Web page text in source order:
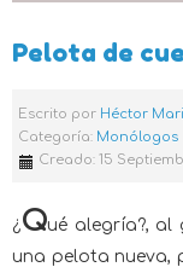
Pelota de
Escrito por Héctor
Categoría: Monólogos
Creado: 15
¿Qué alegría?,
una pelota nueva,